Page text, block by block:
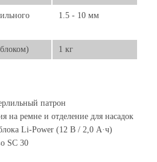
1.5 - 10 мм
1 кг
патрон
на ремне и отделение для насадок
Li-Power (12 В / 2,0 А·ч)
SC 30